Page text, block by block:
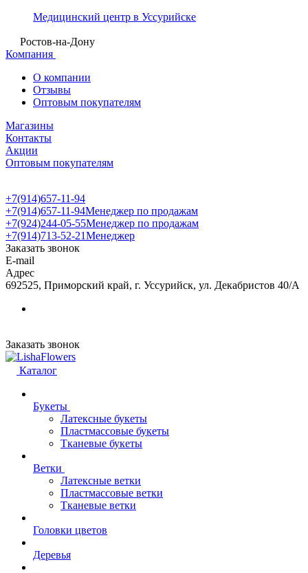
Медицинский центр в Уссурийске
Ростов-на-Дону
Компания
О компании
Отзывы
Оптовым покупателям
Магазины
Контакты
Акции
Оптовым покупателям
+7(914)657-11-94
+7(914)657-11-94Менеджер по продажам
+7(924)244-05-55Менеджер по продажам
+7(914)713-52-21Менеджер
Заказать звонок
E-mail
Адрес
692525, Приморский край, г. Уссурийск, ул. Декабристов 40/А
Заказать звонок
Каталог
Букеты
Латексные букеты
Пластмассовые букеты
Тканевые букеты
Ветки
Латексные ветки
Пластмассовые ветки
Тканевые ветки
Головки цветов
Деревья